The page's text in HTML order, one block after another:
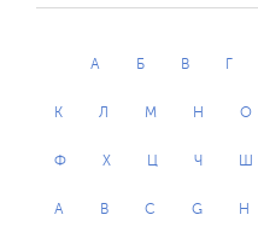
А Б В Г
К Л М Н О
Ф Х Ц Ч Ш
A B C G H